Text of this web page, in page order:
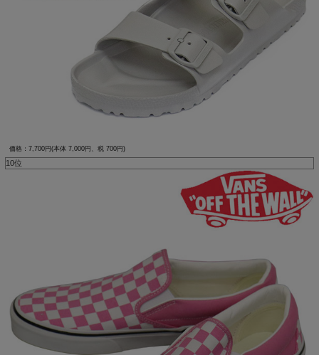
価格：7,700円(本体 7,000円、税 700円)
10位